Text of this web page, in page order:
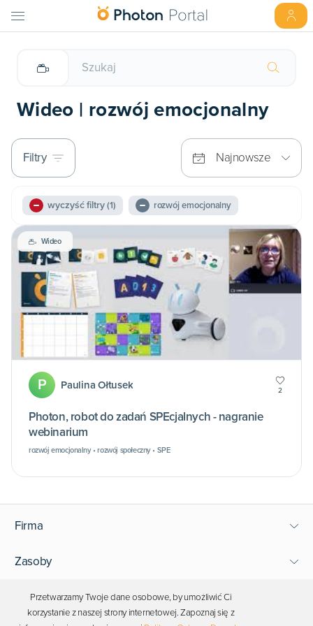
Wideo | rozwój emocjonalny
Filtry Najnowsze
wyczyść filtry(1) rozwój emocjonalny
Wideo
P Paulina Ołtusek 2
Photon, robot do zadań SPEcjalnych - nagranie
webinarium
rozwój emocjonalny • rozwój społeczny • SPE
Firma
Zasoby
Wsparcie
Przetwarzamy Twoje dane osobowe, by umożliwić Ci
korzystanie z naszej strony internetowej. Zapoznaj się z